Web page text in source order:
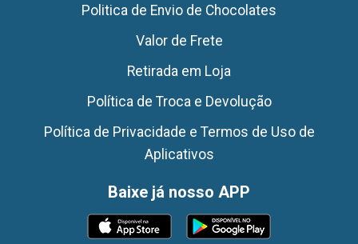
Politica de Envio de Chocolates
Valor de Frete
Retirada em Loja
Política de Troca e Devolução
Política de Privacidade e Termos de Uso de
Aplicativos
Baixe já nosso APP